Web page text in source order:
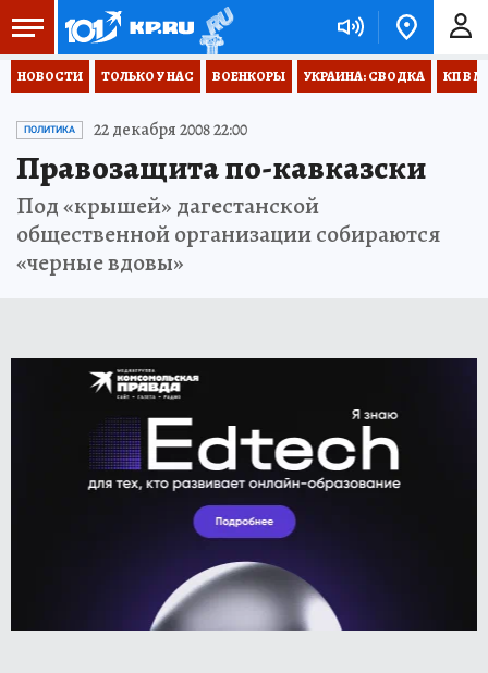
НОВОСТИ ТОЛЬКО У НАС ВОЕНКОРЫ УКРАИНА: СВОДКА КП В
ПОЛИТИКА 22 декабря 2008 22:00
Правозащита по-кавказски
Под «крышей» дагестанской
общественной организации собираются
«черные вдовы»